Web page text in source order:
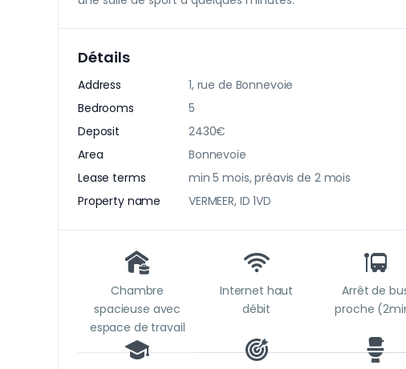
Détails
Address
1, rue de Bonnevoie
Bedrooms
5
Deposit
2430€
Area
Bonnevoie
Lease terms
min 5 mois, préavis de 2 mois
Property name
VERMEER, ID 1VD
Chambre
spacieuse avec
espace de travail
Internet haut
débit
Arrêt de
proche